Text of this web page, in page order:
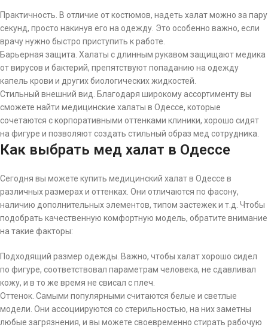
Практичность. В отличие от костюмов, надеть халат можно за пару
секунд, просто накинув его на одежду. Это особенно важно, если
врачу нужно быстро приступить к работе.
Барьерная защита. Халаты с длинным рукавом защищают медика
от вирусов и бактерий, препятствуют попаданию на одежду
капель крови и других биологических жидкостей.
Стильный внешний вид. Благодаря широкому ассортименту вы
сможете найти медицинские халаты в Одессе, которые
сочетаются с корпоративными оттенками клиники, хорошо сидят
на фигуре и позволяют создать стильный образ мед сотрудника.
Как выбрать мед халат в Одессе
Сегодня вы можете купить медицинский халат в Одессе в
различных размерах и оттенках. Они отличаются по фасону,
наличию дополнительных элементов, типом застежек и т.д. Чтобы
подобрать качественную комфортную модель, обратите внимание
на такие факторы:
Подходящий размер одежды. Важно, чтобы халат хорошо сидел
по фигуре, соответствовал параметрам человека, не сдавливал
кожу, и в то же время не свисал с плеч.
Оттенок. Самыми популярными считаются белые и светлые
модели. Они ассоциируются со стерильностью, на них заметны
любые загрязнения, и вы можете своевременно стирать рабочую